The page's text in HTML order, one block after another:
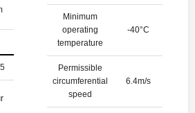
Minimum
operating
temperature
-40°C
Permissible
circumferential
speed
6.4m/s